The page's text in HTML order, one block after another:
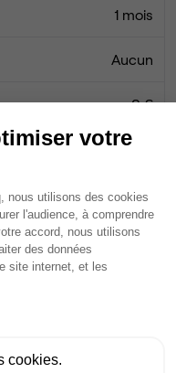
1 mois
Aucun
0 €
votre
du
nous utilisons des cookies
l'audience, à comprendre
accord, nous utilisons
des données
site internet, et les
cookies.